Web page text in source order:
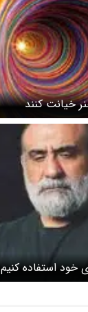
خود استفاده کنیم